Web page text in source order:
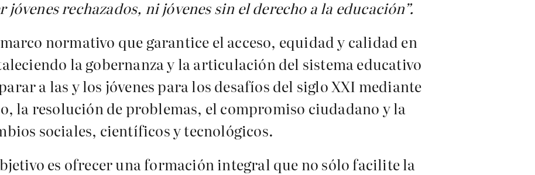
jóvenes rechazados, ni jóvenes sin el derecho a la educación”.
normativo que garantice el acceso, equidad y calidad en
la gobernanza y la articulación del sistema educativo
a las y los jóvenes para los desafíos del siglo XXI mediante
la resolución de problemas, el compromiso ciudadano y la
sociales, científicos y tecnológicos.
es ofrecer una formación integral que no sólo facilite la